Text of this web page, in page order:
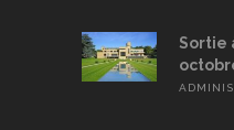
Sortie